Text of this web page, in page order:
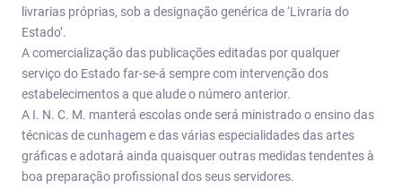
livrarias próprias, sob a designação genérica de ‘Livraria do
Estado’.
A comercialização das publicações editadas por qualquer
serviço do Estado far-se-á sempre com intervenção dos
estabelecimentos a que alude o número anterior.
A I. N. C. M. manterá escolas onde será ministrado o ensino das
técnicas de cunhagem e das várias especialidades das artes
gráficas e adotará ainda quaisquer outras medidas tendentes à
boa preparação profissional dos seus servidores.